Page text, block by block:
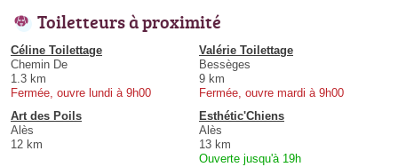
Toiletteurs à proximité
Céline Toilettage
Chemin De
1.3 km
Fermée, ouvre lundi à 9h00
Valérie Toilettage
Bessèges
9 km
Fermée, ouvre mardi à 9h00
Art des Poils
Alès
12 km
Esthétic'Chiens
Alès
13 km
Ouverte jusqu'à 19h